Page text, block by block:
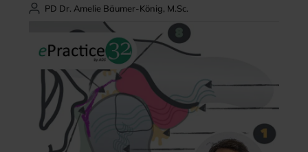
PD Dr. Amelie Bäumer-König, M.Sc.